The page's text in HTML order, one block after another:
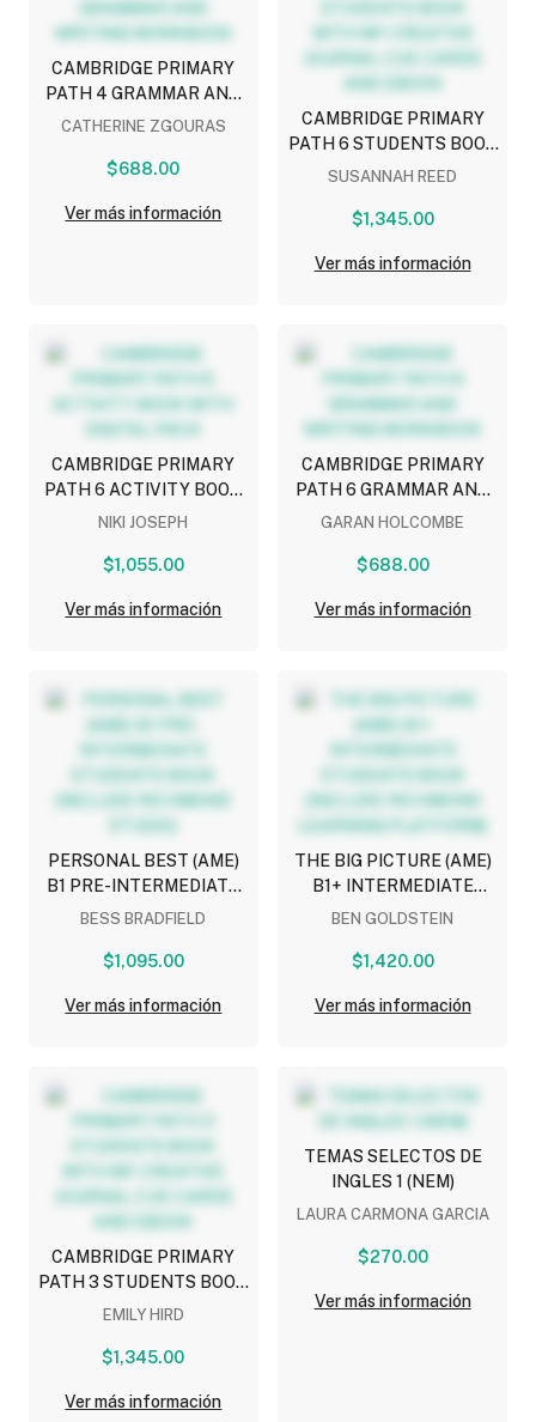
CAMBRIDGE PRIMARY
PATH 4 GRAMMAR AND
WRITING WORKBOOK
CATHERINE ZGOURAS
$688.00
Ver más información
CAMBRIDGE PRIMARY
PATH 6 STUDENTS BOOK
WITH MY CREATIVE
AND EBOOK
SUSANNAH REED
$1,345.00
Ver más información
CAMBRIDGE PRIMARY
PATH 6 ACTIVITY BOOK
WITH DIGITAL PACK
NIKI JOSEPH
$1,055.00
Ver más información
CAMBRIDGE PRIMARY
PATH 6 GRAMMAR AND
WRITING WORKBOOK
GARAN HOLCOMBE
$688.00
Ver más información
PERSONAL BEST (AME)
B1 PRE-INTERMEDIATE
STUDENTS BOOK
STUDIO)
BESS BRADFIELD
$1,095.00
Ver más información
THE BIG PICTURE (AME)
B1+ INTERMEDIATE
STUDENTS BOOK
LEARNING PLATFORM)
BEN GOLDSTEIN
$1,420.00
Ver más información
CAMBRIDGE PRIMARY
PATH 3 STUDENTS BOOK
WITH MY CREATIVE
AND EBOOK
EMILY HIRD
$1,345.00
Ver más información
TEMAS SELECTOS DE
INGLES 1 (NEM)
LAURA CARMONA GARCIA
$270.00
Ver más información